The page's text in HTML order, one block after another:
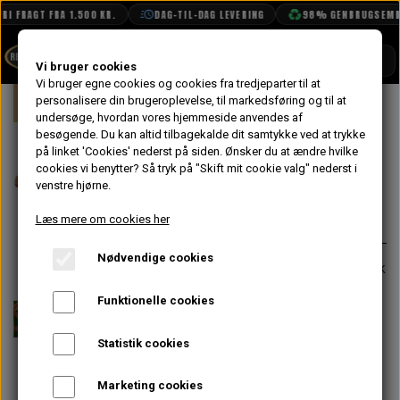
FRAGT FRA 1.500 KR. DAG-TIL-DAG LEVERING 98%
BOOK TID
PROJEKTER
TEKNISK DATA
VANDPOLERING
Forside Mini Gavekort Gavekort 900 kr.
Gavekort 900 kr.
Varenummer: GK900
Vælg mellem fysisk eller elektronisk
Gavekortet er til brug hos
både til reservedele eller på
Vi bruger cookies
Vi bruger egne cookies og cookies fra tredjeparter til at
personalisere din brugeroplevelse, til markedsføring og til at
undersøge, hvordan vores hjemmeside anvendes af
besøgende. Du kan altid tilbagekalde dit samtykke ved at trykke
på linket 'Cookies' nederst på siden. Ønsker du at ændre hvilke
cookies vi benytter? Så tryk på "Skift mit cookie valg" nederst i
venstre hjørne.
Læs mere om cookies her
Nødvendige cookies
Funktionelle cookies
Statistik cookies
Marketing cookies